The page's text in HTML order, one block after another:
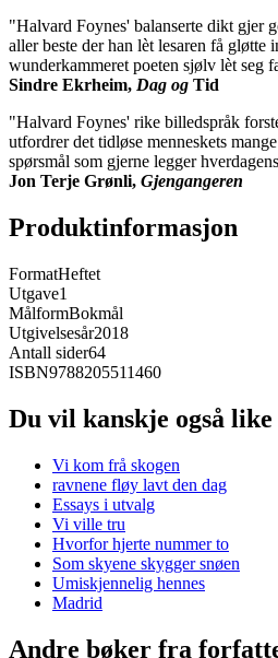
"Halvard Foynes' balanserte dikt gjer
aller beste der han lèt lesaren få gløtte
wunderkammeret poeten sjølv lèt seg
Sindre Ekrheim, Dag og Tid
"Halvard Foynes' rike billedspråk
utfordrer det tidløse menneskets
spørsmål som gjerne legger
Jon Terje Grønli, Gjengangeren
Produktinformasjon
FormatHeftet
Utgave1
MålformBokmål
Utgivelsesår2018
Antall sider64
ISBN9788205511460
Du vil kanskje også like
Vi kom frå skogen
ravnene fløy lavt den dag
Essays i utvalg
Vi ville tru
Hvorfor hjerte nummer to
Som skyene skygger snøen
Umiskjennelig hennes
Madrid
Andre bøker fra